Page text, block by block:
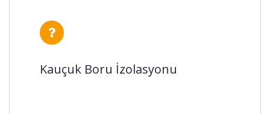
Kauçuk Boru İzolasyonu
Kauçuk boru izolasyon, boru tesisatları
için tercih edilen yalıtımlardan biridir.
Kauçuk Boru İzolasyonu